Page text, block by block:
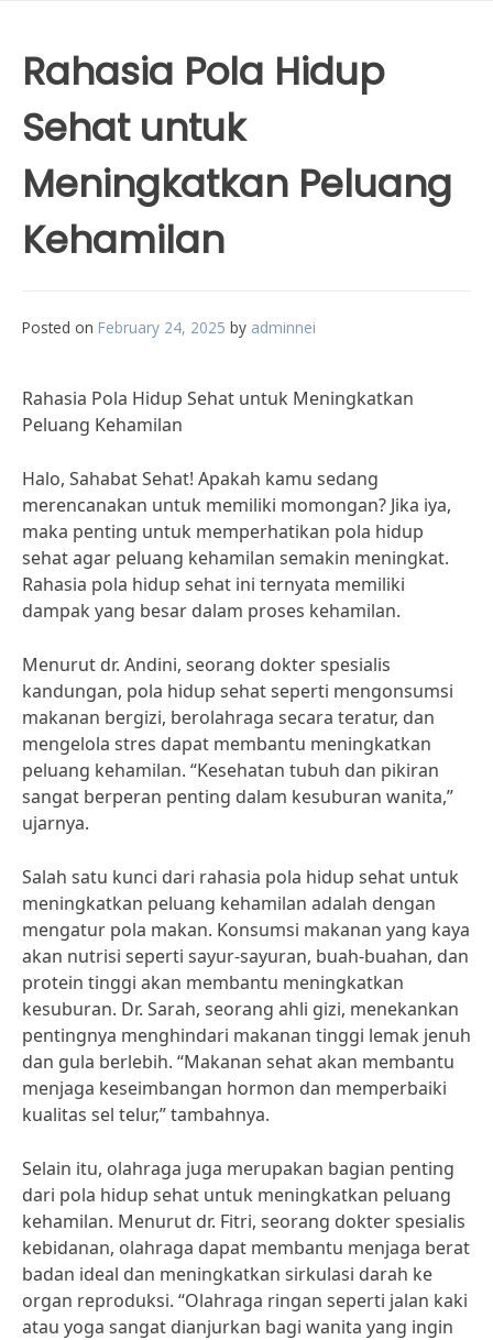
Rahasia Pola Hidup
Sehat untuk
Meningkatkan Peluang
Kehamilan
Posted on February 24, 2025 by adminnei
Rahasia Pola Hidup Sehat untuk Meningkatkan
Peluang Kehamilan
Halo, Sahabat Sehat! Apakah kamu sedang
merencanakan untuk memiliki momongan? Jika iya,
maka penting untuk memperhatikan pola hidup
sehat agar peluang kehamilan semakin meningkat.
Rahasia pola hidup sehat ini ternyata memiliki
dampak yang besar dalam proses kehamilan.
Menurut dr. Andini, seorang dokter spesialis
kandungan, pola hidup sehat seperti mengonsumsi
makanan bergizi, berolahraga secara teratur, dan
mengelola stres dapat membantu meningkatkan
peluang kehamilan. “Kesehatan tubuh dan pikiran
sangat berperan penting dalam kesuburan wanita,”
ujarnya.
Salah satu kunci dari rahasia pola hidup sehat untuk
meningkatkan peluang kehamilan adalah dengan
mengatur pola makan. Konsumsi makanan yang kaya
akan nutrisi seperti sayur-sayuran, buah-buahan, dan
protein tinggi akan membantu meningkatkan
kesuburan. Dr. Sarah, seorang ahli gizi, menekankan
pentingnya menghindari makanan tinggi lemak jenuh
dan gula berlebih. “Makanan sehat akan membantu
menjaga keseimbangan hormon dan memperbaiki
kualitas sel telur,” tambahnya.
Selain itu, olahraga juga merupakan bagian penting
dari pola hidup sehat untuk meningkatkan peluang
kehamilan. Menurut dr. Fitri, seorang dokter spesialis
kebidanan, olahraga dapat membantu menjaga berat
badan ideal dan meningkatkan sirkulasi darah ke
organ reproduksi. “Olahraga ringan seperti jalan kaki
atau yoga sangat dianjurkan bagi wanita yang ingin